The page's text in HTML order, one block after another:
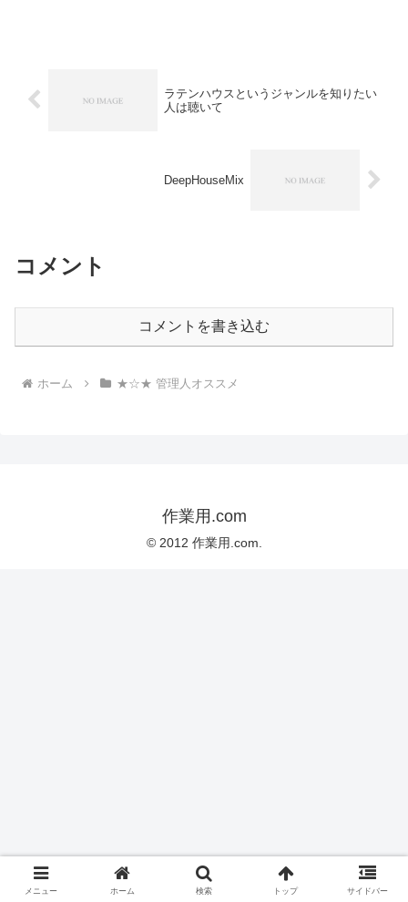
ラテンハウスというジャンルを知りたい
人は聴いて
DeepHouseMix
コメント
コメントを書き込む
ホーム ★☆★ 管理人オススメ
作業用.com
© 2012 作業用.com.
メニュー ホーム 検索 トップ サイドバー